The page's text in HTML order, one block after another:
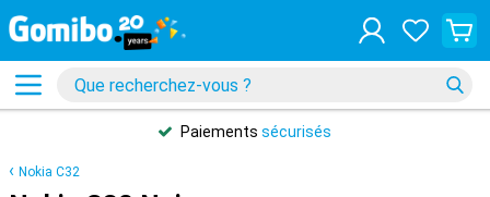
Paiements sécurisés
Nokia C32